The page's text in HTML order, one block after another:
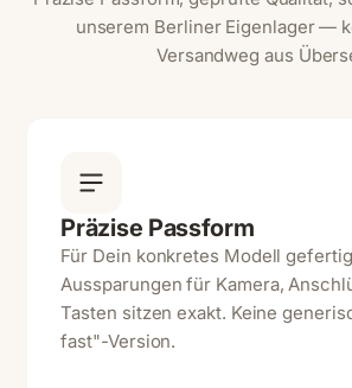
unserem Berliner Eigenlager —
Versandweg aus
Präzise Passform
Für Dein konkretes Modell
Aussparungen für Kamera,
Tasten sitzen exakt. Keine
fast"-Version.